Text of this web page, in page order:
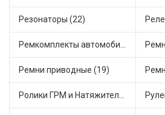
Резонаторы (22)
Ремкомплекты автомобильные (16)
Ремни приводные (19)
Ролики ГРМ и Натяжители (15)